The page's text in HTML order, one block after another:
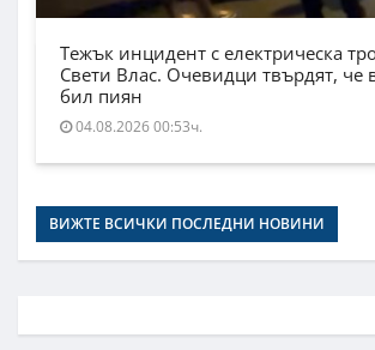
Тежък инцидент с електрическа
Свети Влас. Очевидци твърдят, че
бил пиян
04.08.2026 00:53ч.
ВИЖТЕ ВСИЧКИ ПОСЛЕДНИ НОВИНИ